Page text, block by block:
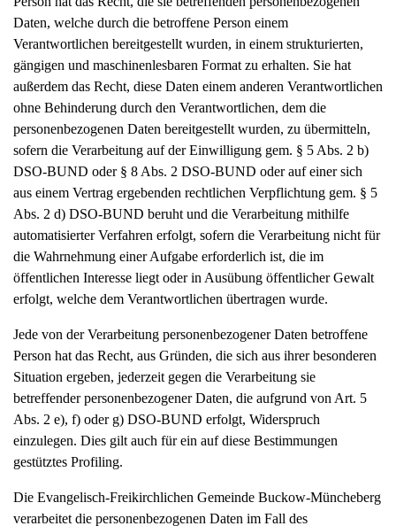
Daten, welche durch die betroffene Person einem
Verantwortlichen bereitgestellt wurden, in einem strukturierten,
gängigen und maschinenlesbaren Format zu erhalten. Sie hat
außerdem das Recht, diese Daten einem anderen Verantwortlichen
ohne Behinderung durch den Verantwortlichen, dem die
personenbezogenen Daten bereitgestellt wurden, zu übermitteln,
sofern die Verarbeitung auf der Einwilligung gem. § 5 Abs. 2 b)
DSO-BUND oder § 8 Abs. 2 DSO-BUND oder auf einer sich
aus einem Vertrag ergebenden rechtlichen Verpflichtung gem. § 5
Abs. 2 d) DSO-BUND beruht und die Verarbeitung mithilfe
automatisierter Verfahren erfolgt, sofern die Verarbeitung nicht für
die Wahrnehmung einer Aufgabe erforderlich ist, die im
öffentlichen Interesse liegt oder in Ausübung öffentlicher Gewalt
erfolgt, welche dem Verantwortlichen übertragen wurde.
Jede von der Verarbeitung personenbezogener Daten betroffene
Person hat das Recht, aus Gründen, die sich aus ihrer besonderen
Situation ergeben, jederzeit gegen die Verarbeitung sie
betreffender personenbezogener Daten, die aufgrund von Art. 5
Abs. 2 e), f) oder g) DSO-BUND erfolgt, Widerspruch
einzulegen. Dies gilt auch für ein auf diese Bestimmungen
gestütztes Profiling.
Die Evangelisch-Freikirchlichen Gemeinde Buckow-Müncheberg
verarbeitet die personenbezogenen Daten im Fall des